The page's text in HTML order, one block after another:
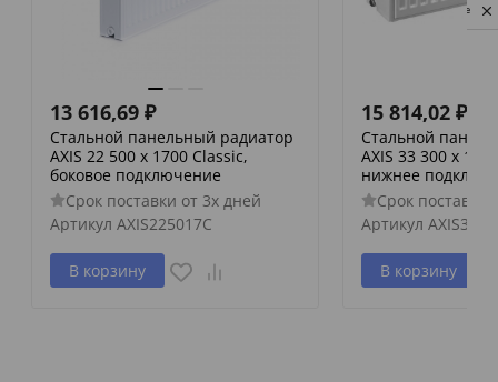
13 616,69 ₽
Стальной панельный радиатор
AXIS 22 500 x 1700 Classic,
боковое подключение
Срок поставки от 3х дней
Артикул AXIS225017C
В корзину
15 814,02 ₽
Стальной
AXIS 33 300 x
нижнее
Срок поставки
Артикул
В корзину
Privacy notice